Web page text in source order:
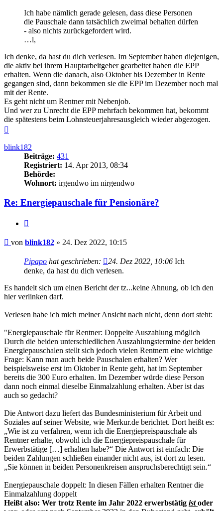
Ich habe nämlich gerade gelesen, dass diese Personen
die Pauschale dann tatsächlich zweimal behalten dürfen
- also nichts zurückgefordert wird.
…l,
Ich denke, da hast du dich verlesen. Im September haben diejenigen,
die aktiv bei ihrem Hauptarbeitgeber gearbeitet haben die EPP
erhalten. Wenn die danach, also Oktober bis Dezember in Rente
gegangen sind, dann bekommen sie die EPP im Dezember noch mal
mit der Rente.
Es geht nicht um Rentner mit Nebenjob.
Und wer zu Unrecht die EPP mehrfach bekommen hat, bekommt
die spätestens beim Lohnsteuerjahresausgleich wieder abgezogen.
blink182
Beiträge: 431
Registriert: 14. Apr 2013, 08:34
Behörde:
Wohnort: irgendwo im nirgendwo
Re: Energiepauschale für Pensionäre?
Beitrag
von blink182 » 24. Dez 2022, 10:15
Pipapo hat geschrieben: 24. Dez 2022, 10:06 Ich
denke, da hast du dich verlesen.
Es handelt sich um einen Bericht der tz...keine Ahnung, ob ich den
hier verlinken darf.
Verlesen habe ich mich meiner Ansicht nach nicht, denn dort steht:
"Energiepauschale für Rentner: Doppelte Auszahlung möglich
Durch die beiden unterschiedlichen Auszahlungstermine der beiden
Energiepauschalen stellt sich jedoch vielen Rentnern eine wichtige
Frage: Kann man auch beide Pauschalen erhalten? Wer
beispielsweise erst im Oktober in Rente geht, hat im September
bereits die 300 Euro erhalten. Im Dezember würde diese Person
dann noch einmal dieselbe Einmalzahlung erhalten. Aber ist das
auch so gedacht?
Die Antwort dazu liefert das Bundesministerium für Arbeit und
Soziales auf seiner Website, wie Merkur.de berichtet. Dort heißt es:
„Wie ist zu verfahren, wenn ich die Energiepreispauschale als
Rentner erhalte, obwohl ich die Energiepreispauschale für
Erwerbstätige […] erhalten habe?“ Die Antwort ist einfach: Die
beiden Zahlungen schließen einander nicht aus, ist dort zu lesen.
„Sie können in beiden Personenkreisen anspruchsberechtigt sein.“
Energiepauschale doppelt: In diesen Fällen erhalten Rentner die
Einmalzahlung doppelt
Heißt also: Wer trotz Rente im Jahr 2022 erwerbstätig istoder